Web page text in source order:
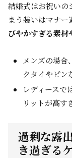
結婚式はお祝いの
まう装いはマナー
びやかすぎる素
メンズの場合
クタイやピン
レディースで
リットが高す
過剰な露
き過ぎる